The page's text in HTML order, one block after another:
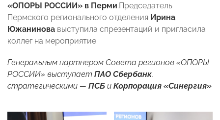
«ОПОРЫ РОССИИ» в Перми.Председатель
Пермского регионального отделения Ирина
Южанинова выступила спрезентаций и пригласила
коллег на мероприятие.
Генеральным партнером Совета регионов «ОПОРЫ
РОССИИ» выступает ПАО Сбербанк,
стратегическими — ПСБ и Корпорация «Синергия»